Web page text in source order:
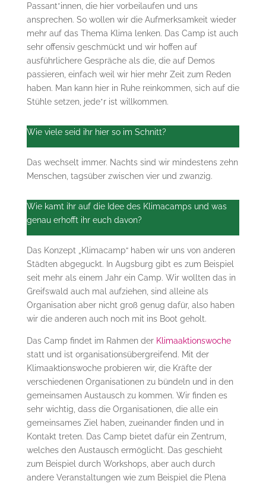
Passant*innen, die hier vorbeilaufen und uns
ansprechen. So wollen wir die Aufmerksamkeit wieder
mehr auf das Thema Klima lenken. Das Camp ist auch
sehr offensiv geschmückt und wir hoffen auf
ausführlichere Gespräche als die, die auf Demos
passieren, einfach weil wir hier mehr Zeit zum Reden
haben. Man kann hier in Ruhe reinkommen, sich auf die
Stühle setzen, jede*r ist willkommen.
Wie viele seid ihr hier so im Schnitt?
Das wechselt immer. Nachts sind wir mindestens zehn
Menschen, tagsüber zwischen vier und zwanzig.
Wie kamt ihr auf die Idee des Klimacamps und was
genau erhofft ihr euch davon?
Das Konzept „Klimacamp“ haben wir uns von anderen
Städten abgeguckt. In Augsburg gibt es zum Beispiel
seit mehr als einem Jahr ein Camp. Wir wollten das in
Greifswald auch mal aufziehen, sind alleine als
Organisation aber nicht groß genug dafür, also haben
wir die anderen auch noch mit ins Boot geholt.
Das Camp findet im Rahmen der Klimaaktionswoche
statt und ist organisationsübergreifend. Mit der
Klimaaktionswoche probieren wir, die Kräfte der
verschiedenen Organisationen zu bündeln und in den
gemeinsamen Austausch zu kommen. Wir finden es
sehr wichtig, dass die Organisationen, die alle ein
gemeinsames Ziel haben, zueinander finden und in
Kontakt treten. Das Camp bietet dafür ein Zentrum,
welches den Austausch ermöglicht. Das geschieht
zum Beispiel durch Workshops, aber auch durch
andere Veranstaltungen wie zum Beispiel die Plena